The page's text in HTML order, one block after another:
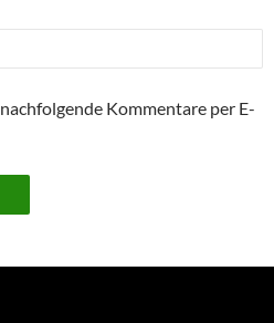
Kommentare per E-